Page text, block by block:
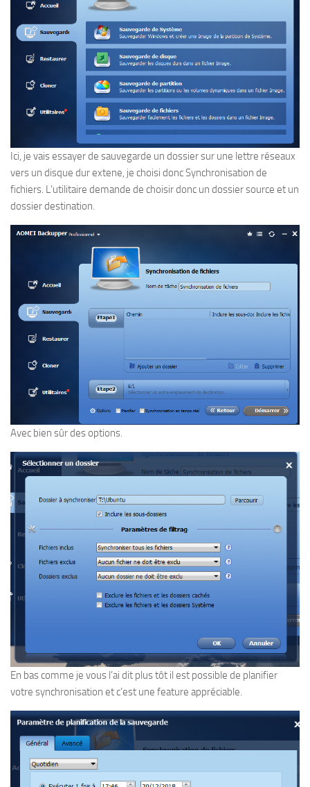
Ici, je vais essayer de sauvegarde un dossier sur une lettre réseaux
vers un disque dur extene, je choisi donc Synchronisation de
fichiers. L’utilitaire demande de choisir donc un dossier source et un
dossier destination.
Avec bien sûr des options.
En bas comme je vous l’ai dit plus tôt il est possible de planifier
votre synchronisation et c’est une feature appréciable.